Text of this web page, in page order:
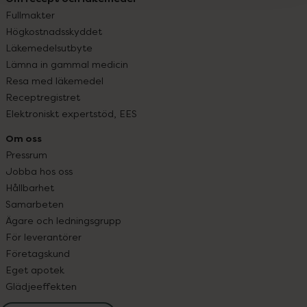
Fullmakter
Högkostnadsskyddet
Läkemedelsutbyte
Lämna in gammal medicin
Resa med läkemedel
Receptregistret
Elektroniskt expertstöd, EES
Om oss
Pressrum
Jobba hos oss
Hållbarhet
Samarbeten
Ägare och ledningsgrupp
För leverantörer
Företagskund
Eget apotek
Glädjeeffekten